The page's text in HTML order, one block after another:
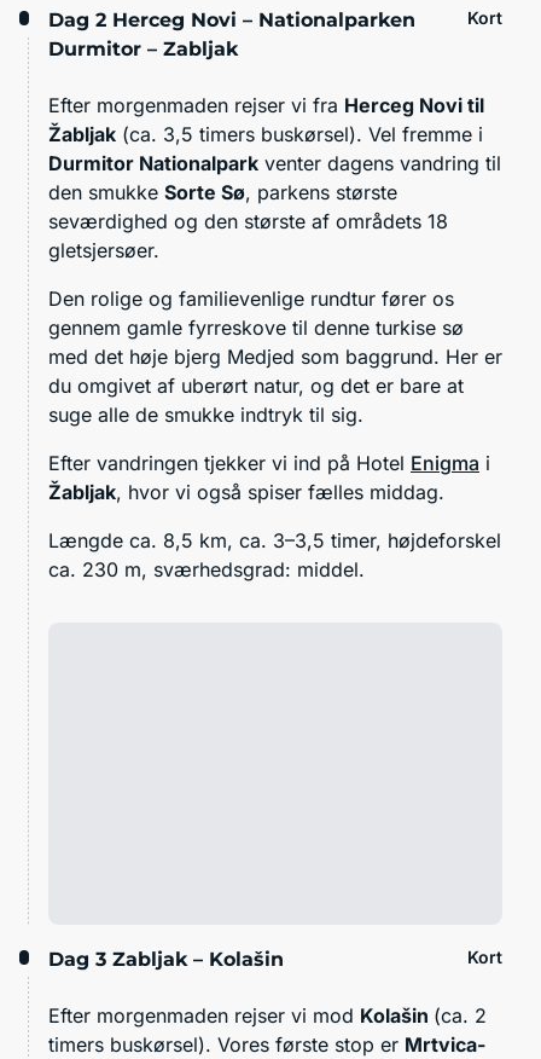
Dag 2 Herceg Novi – Nationalparken
Durmitor – Zabljak
Kort
Efter morgenmaden rejser vi fra Herceg Novi til
Žabljak (ca. 3,5 timers buskørsel). Vel fremme i
Durmitor Nationalpark venter dagens vandring til
den smukke Sorte Sø, parkens største
seværdighed og den største af områdets 18
gletsjersøer.
Den rolige og familievenlige rundtur fører os
gennem gamle fyrreskove til denne turkise sø
med det høje bjerg Medjed som baggrund. Her er
du omgivet af uberørt natur, og det er bare at
suge alle de smukke indtryk til sig.
Efter vandringen tjekker vi ind på Hotel Enigma i
Žabljak, hvor vi også spiser fælles middag.
Længde ca. 8,5 km, ca. 3–3,5 timer, højdeforskel
ca. 230 m, sværhedsgrad: middel.
Dag 3 Zabljak – Kolašin Kort
Efter morgenmaden rejser vi mod Kolašin (ca. 2
timers buskørsel). Vores første stop er Mrtvica-